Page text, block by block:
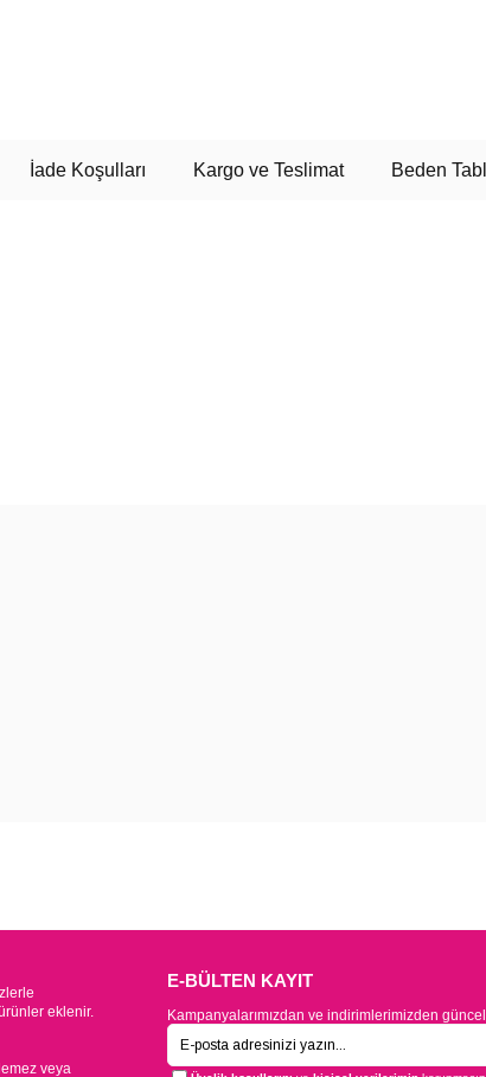
İade Koşulları Kargo ve Teslimat Beden
eklenir.
veya
E-BÜLTEN KAYIT
Kampanyalarımızdan ve indirimlerimizden